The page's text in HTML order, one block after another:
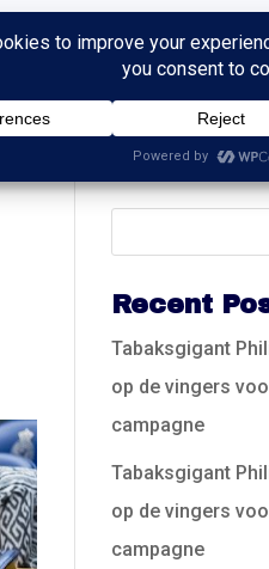
Recent
Tabaksgigant
op de vingers
campagne
Tabaksgigant
op de vingers
campagne